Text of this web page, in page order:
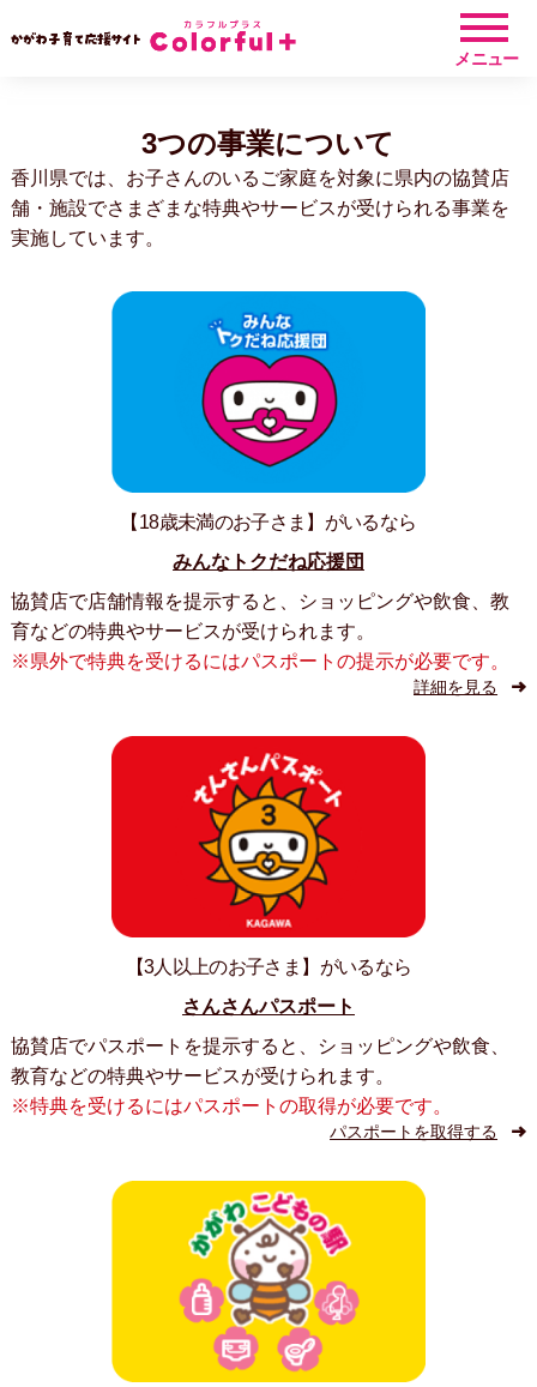
メニュー
3つの事業について
香川県では、お子さんのいるご家庭を対象に県内の協賛店
舗・施設でさまざまな特典やサービスが受けられる事業を
実施しています。
詳細を見る
【18歳未満のお子さま】がいるなら
みんなトクだね応援団
協賛店で店舗情報を提示すると、ショッピングや飲食、教
育などの特典やサービスが受けられます。
※県外で特典を受けるにはパスポートの提示が必要です。
パスポートを取得する
【3人以上のお子さま】がいるなら
さんさんパスポート
協賛店でパスポートを提示すると、ショッピングや飲食、
教育などの特典やサービスが受けられます。
※特典を受けるにはパスポートの取得が必要です。